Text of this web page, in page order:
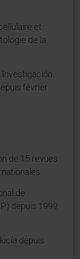
et
de la
Investigación
février
de 15 revues
de
depuis 1999
depuis